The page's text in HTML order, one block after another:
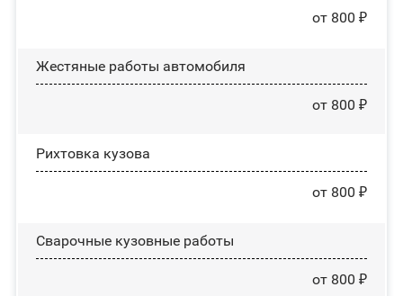
от 800 ₽
Жестяные работы автомобиля
от 800 ₽
Рихтовка кузова
от 800 ₽
Сварочные кузовные работы
от 800 ₽